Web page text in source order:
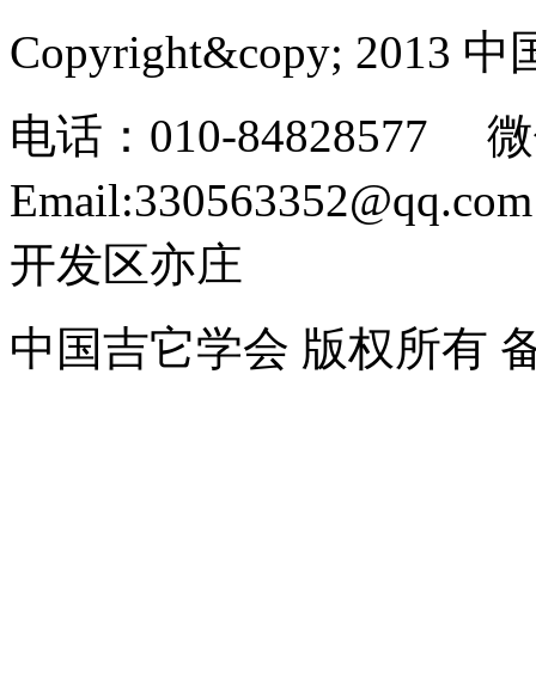
Copyright&copy; 2013 中
电话：010-84828577
开发区亦庄
中国吉它学会 版权所有